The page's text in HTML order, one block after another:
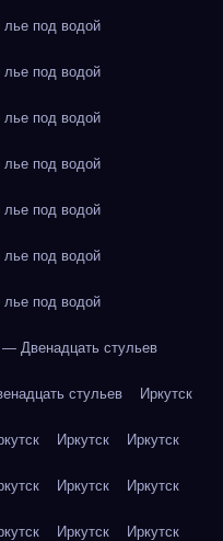
под водой
под водой
под водой
под водой
под водой
под водой
под водой
Двенадцать стульев
стульев Иркутск
Иркутск Иркутск
Иркутск Иркутск
Иркутск Иркутск